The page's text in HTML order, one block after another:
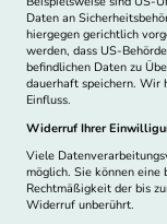
Daten an
hiergegen gerichtlich
werden, dass US-
befindlichen Daten zu
dauerhaft speichern. Wir
Einfluss.
Widerruf Ihrer
Viele
möglich. Sie können
Rechtmäßigkeit der bis
Widerruf unberührt.